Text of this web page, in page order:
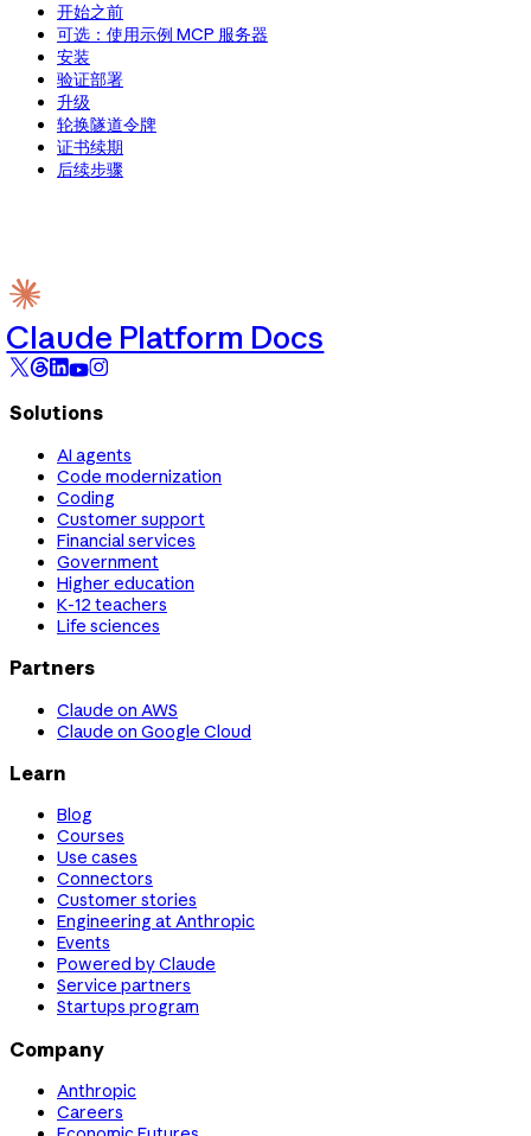
开始之前
可选：使用示例 MCP 服务器
安装
验证部署
升级
轮换隧道令牌
证书续期
后续步骤
Claude Platform Docs
Solutions
AI agents
Code modernization
Coding
Customer support
Financial services
Government
Higher education
K-12 teachers
Life sciences
Partners
Claude on AWS
Claude on Google Cloud
Learn
Blog
Courses
Use cases
Connectors
Customer stories
Engineering at Anthropic
Events
Powered by Claude
Service partners
Startups program
Company
Anthropic
Careers